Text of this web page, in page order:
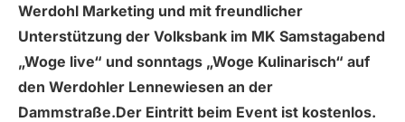
Werdohl Marketing und mit freundlicher
Unterstützung der Volksbank im MK Samstagabend
„Woge live“ und sonntags „Woge Kulinarisch“ auf
den Werdohler Lennewiesen an der
Dammstraße.Der Eintritt beim Event ist kostenlos.